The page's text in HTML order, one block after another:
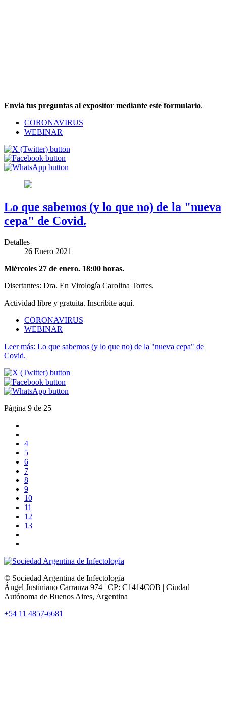
Enviá tus preguntas al expositor mediante este formulario.
CORONAVIRUS
WEBINAR
Lo que sabemos (y lo que no) de la "nueva
cepa" de Covid.
Detalles
26 Enero 2021
Miércoles 27 de enero. 18:00 horas.
Disertantes: Dra. En Virología Carolina Torres.
Actividad libre y gratuita. Inscribite aquí.
CORONAVIRUS
WEBINAR
Leer más: Lo que sabemos (y lo que no) de la "nueva cepa" de
Covid.
Página 9 de 25
4
5
6
7
8
9
10
11
12
13
© Sociedad Argentina de Infectología
Ángel Justiniano Carranza 974 | CP: C1414COB | Ciudad
Autónoma de Buenos Aires, Argentina
+54 11 4857-6681